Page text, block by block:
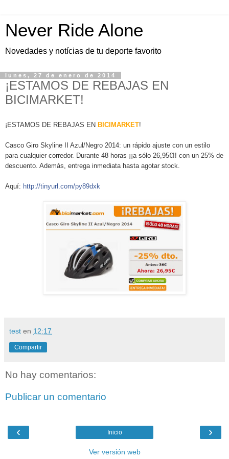
Never Ride Alone
Novedades y notícias de tu deporte favorito
lunes, 27 de enero de 2014
¡ESTAMOS DE REBAJAS EN
BICIMARKET!
¡ESTAMOS DE REBAJAS EN BICIMARKET!
Casco Giro Skyline II Azul/Negro 2014: un rápido ajuste con un estilo
para cualquier corredor. Durante 48 horas ¡¡a sólo 26,95€!! con un 25% de
descuento. Además, entrega inmediata hasta agotar stock.
Aquí: http://tinyurl.com/py89dxk
test en 12:17
Compartir
No hay comentarios:
Publicar un comentario
‹ ›
Inicio
Ver versión web